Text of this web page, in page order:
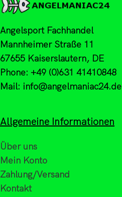
Angelsport Fachhandel
Mannheimer Straße 11
67655 Kaiserslautern, DE
Phone: +49 (0)631 41410848
Mail: info@angelmaniac24.de
Allgemeine Informationen
Über uns
Mein Konto
Zahlung/Versand
Kontakt